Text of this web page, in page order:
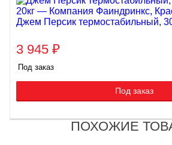
Джем Персик термостабильный,
3 945 ₽
Под заказ
Под заказ
ПОХОЖИЕ